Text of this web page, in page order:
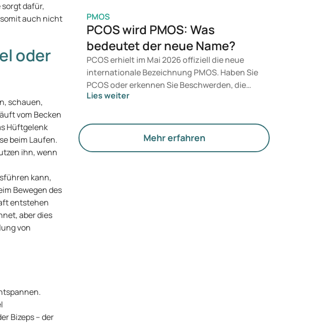
dafür,
auch nicht
oder
schauen,
vom Becken
Hüftgelenk
beim Laufen.
ihn, wenn
kann,
Bewegen des
entstehen
aber dies
von
Bizeps – der
PMOS
PCOS wird PMOS: Was
bedeutet der neue Name?
PCOS erhielt im Mai 2026 offiziell die neue
internationale Bezeichnung PMOS. Haben Sie
PCOS oder erkennen Sie Beschwerden, die
darauf hindeuten könnten? Medizinisch
legt jedoch mehr Gewicht auf Hormone, den
Stoffwechsel und die Funktion der Eierstöcke.
Lies weiter
Mehr erfahren